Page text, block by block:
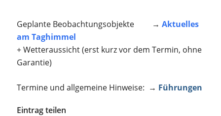
Geplante Beobachtungsobjekte → Aktuelles
am Taghimmel
+ Wetteraussicht (erst kurz vor dem Termin, ohne
Garantie)
Termine und allgemeine Hinweise: → Führungen
Eintrag teilen